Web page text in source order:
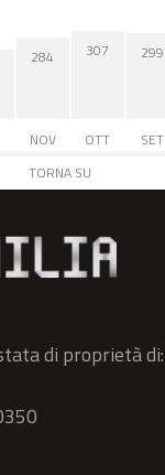
284
NOV
307
OTT
299
SET
TORNA SU
di proprietà di: